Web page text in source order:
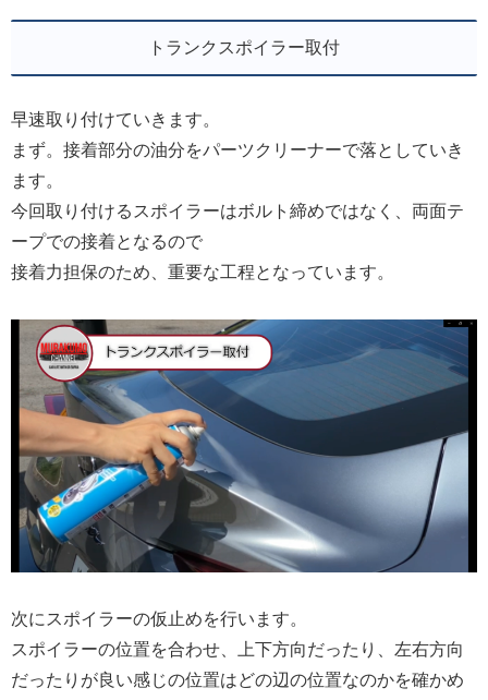
トランクスポイラー取付
早速取り付けていきます。
まず。接着部分の油分をパーツクリーナーで落としていき
ます。
今回取り付けるスポイラーはボルト締めではなく、両面テ
ープでの接着となるので
接着力担保のため、重要な工程となっています。
次にスポイラーの仮止めを行います。
スポイラーの位置を合わせ、上下方向だったり、左右方向
だったりが良い感じの位置はどの辺の位置なのかを確かめ